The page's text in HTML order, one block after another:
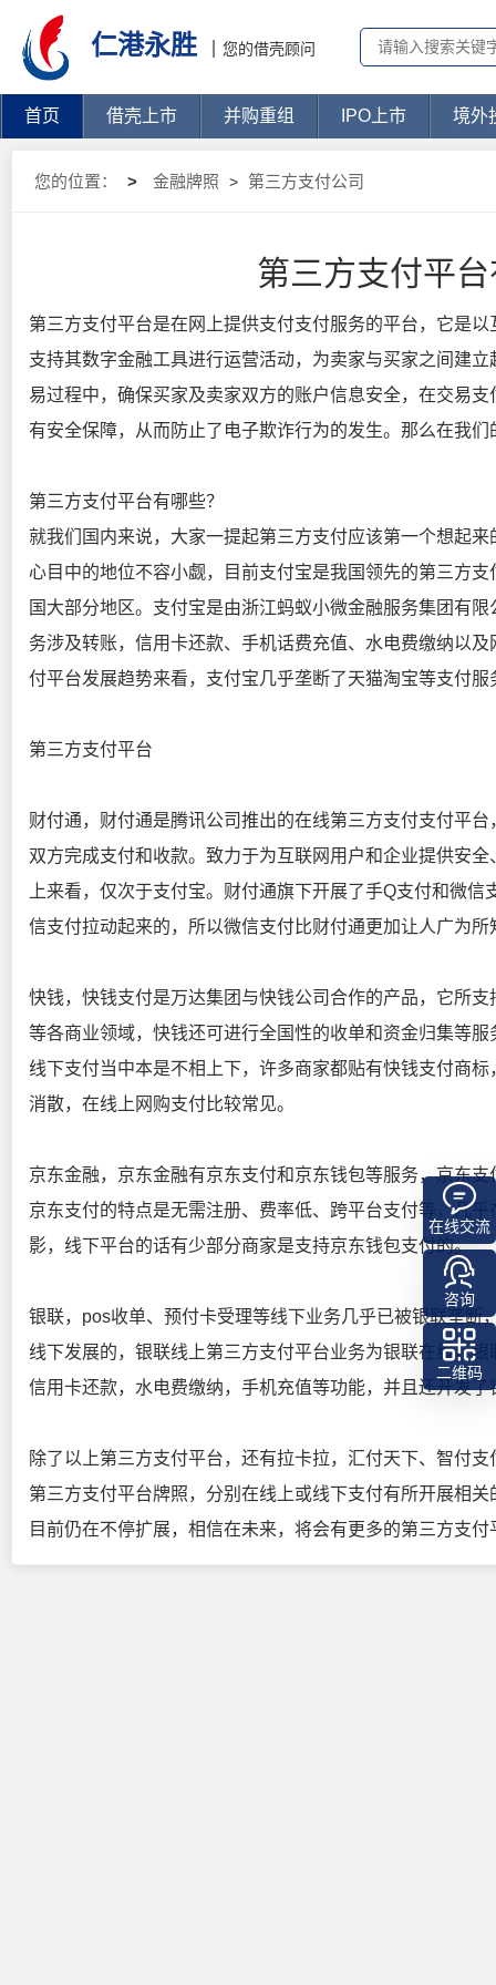
仁港永胜 您的借壳顾问
首页 借壳上市 并购重组 IPO上市 境外
您的位置： > 金融牌照 > 第三方支付公司
第三方支付平
第三方支付平台是在网上提供支付支付服务的平台，它是
支持其数字金融工具进行运营活动，为卖家与买家之间建
易过程中，确保买家及卖家双方的账户信息安全，在交易
有安全保障，从而防止了电子欺诈行为的发生。那么在我
第三方支付平台有哪些？
就我们国内来说，大家一提起第三方支付应该第一个想起来
心目中的地位不容小觑，目前支付宝是我国领先的第三方
国大部分地区。支付宝是由浙江蚂蚁小微金融服务集团有
务涉及转账，信用卡还款、手机话费充值、水电费缴纳以
付平台发展趋势来看，支付宝几乎垄断了天猫淘宝等支付服
第三方支付平台
财付通，财付通是腾讯公司推出的在线第三方支付支付平
双方完成支付和收款。致力于为互联网用户和企业提供安
上来看，仅次于支付宝。财付通旗下开展了手Q支付和微
信支付拉动起来的，所以微信支付比财付通更加让人广为所
快钱，快钱支付是万达集团与快钱公司合作的产品，它所
等各商业领域，快钱还可进行全国性的收单和资金归集等
线下支付当中本是不相上下，许多商家都贴有快钱支付商
消散，在线上网购支付比较常见。
京东金融，京东金融有京东支付和京东钱包等服务，京东
京东支付的特点是无需注册、费率低、跨平台支付等，几
影，线下平台的话有少部分商家是支持京东钱包支付的。
银联，pos收单、预付卡受理等线下业务几乎已被银联垄断
线下发展的，银联线上第三方支付平台业务为银联在线，
信用卡还款，水电费缴纳，手机充值等功能，并且还开发
除了以上第三方支付平台，还有拉卡拉，汇付天下、智付
第三方支付平台牌照，分别在线上或线下支付有所开展相
目前仍在不停扩展，相信在未来，将会有更多的第三方支
在线交流
咨询
二维码